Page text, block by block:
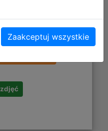
zł
Zaakceptuj wszystkie